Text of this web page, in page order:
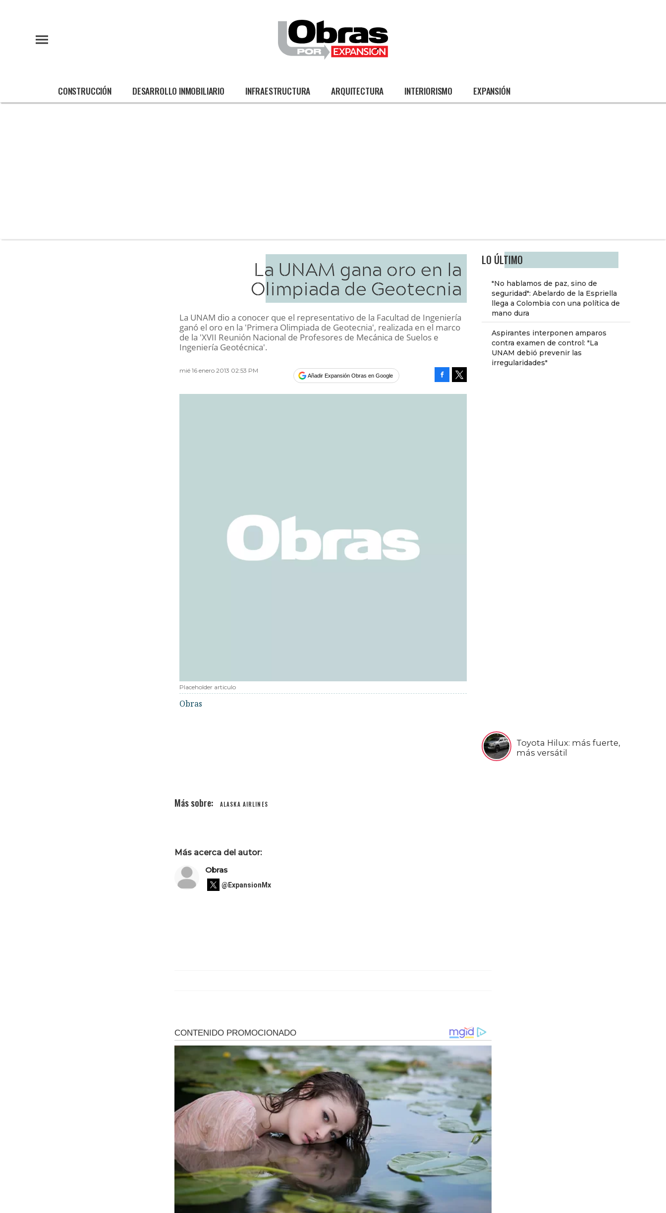
CONSTRUCCIÓN DESARROLLO INMOBILIARIO INFRAESTRUCTURA ARQUITECTURA INTERIORISMO EXPANSIÓN
LO ÚLTIMO
"No hablamos de paz, sino de
seguridad": Abelardo de la Espriella
llega a Colombia con una política de
mano dura
Aspirantes interponen amparos
contra examen de control: "La
UNAM debió prevenir las
irregularidades"
Toyota Hilux: más fuerte,
más versátil
La UNAM gana oro en la
Olimpiada de Geotecnia
La UNAM dio a conocer que el representativo de la Facultad de Ingeniería
ganó el oro en la 'Primera Olimpiada de Geotecnia', realizada en el marco
de la 'XVII Reunión Nacional de Profesores de Mecánica de Suelos e
Ingeniería Geotécnica'.
mié 16 enero 2013 02:53 PM
Añadir Expansión Obras en Google
Placeholder articulo
Obras
ALASKA AIRLINES
Más acerca del autor:
Obras
@ExpansionMx